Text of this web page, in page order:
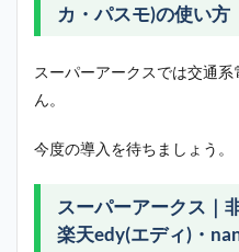
カ・パスモ)の使い方
スーパーアークスでは交通
ん。
今度の導入を待ちましょう。
スーパーアークス｜
楽天edy(エディ)・